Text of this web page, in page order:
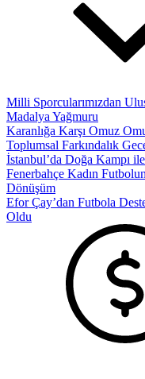
Milli Sporcularımızdan
Madalya Yağmuru
Karanlığa Karşı Omuz
Toplumsal Farkındalık
İstanbul’da Doğa Kampı
Fenerbahçe Kadın
Dönüşüm
Efor Çay’dan Futbola
Oldu